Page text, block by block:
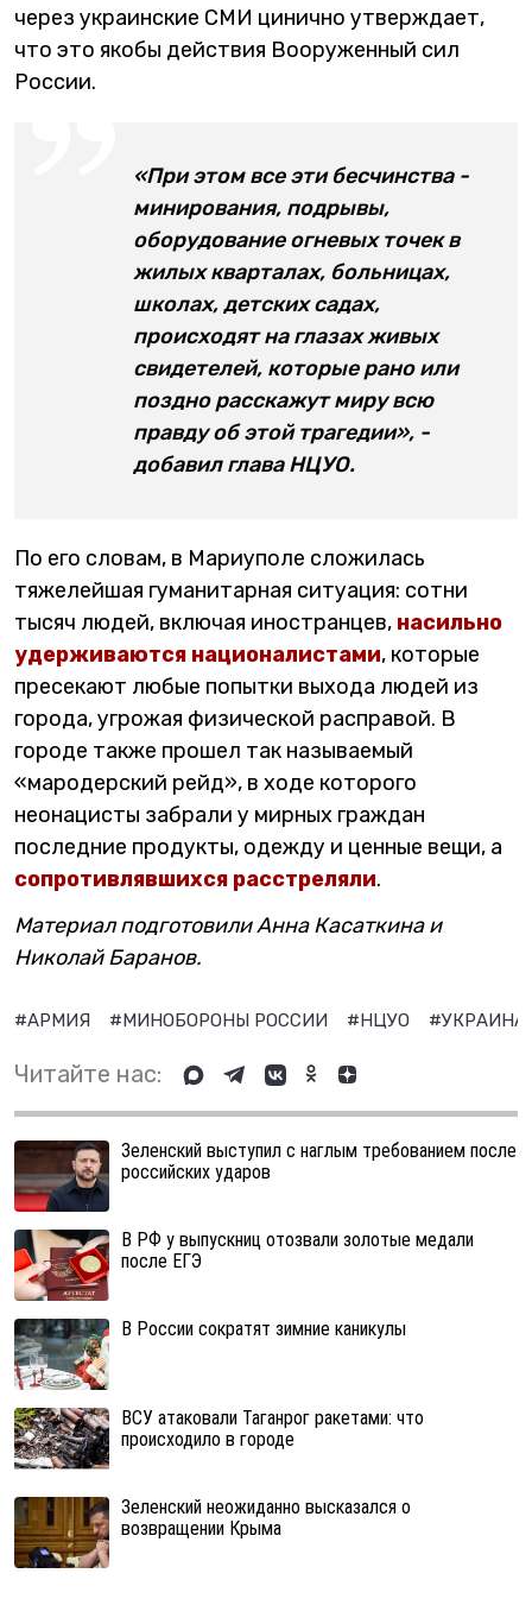
через украинские СМИ цинично утверждает,
что это якобы действия Вооруженный сил
России.
«При этом все эти бесчинства -
минирования, подрывы,
оборудование огневых точек в
жилых кварталах, больницах,
школах, детских садах,
происходят на глазах живых
свидетелей, которые рано или
поздно расскажут миру всю
правду об этой трагедии», -
добавил глава НЦУО.
По его словам, в Мариуполе сложилась
тяжелейшая гуманитарная ситуация: сотни
тысяч людей, включая иностранцев, насильно
удерживаются националистами, которые
пресекают любые попытки выхода людей из
города, угрожая физической расправой. В
городе также прошел так называемый
«мародерский рейд», в ходе которого
неонацисты забрали у мирных граждан
последние продукты, одежду и ценные вещи, а
сопротивлявшихся расстреляли.
Материал подготовили Анна Касаткина и
Николай Баранов.
#АРМИЯ #МИНОБОРОНЫ РОССИИ #НЦУО #УКРАИНА
Читайте нас:
Зеленский выступил с наглым требованием после
российских ударов
В РФ у выпускниц отозвали золотые медали
после ЕГЭ
В России сократят зимние каникулы
ВСУ атаковали Таганрог ракетами: что
происходило в городе
Зеленский неожиданно высказался о
возвращении Крыма